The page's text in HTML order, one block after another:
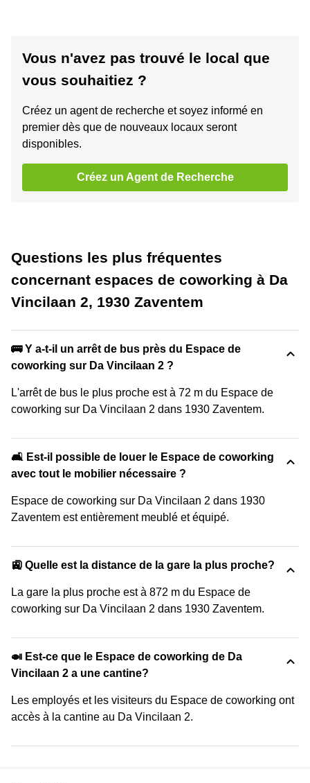
Vous n'avez pas trouvé le local que
vous souhaitiez ?
Créez un agent de recherche et soyez informé en
premier dès que de nouveaux locaux seront
disponibles.
Créez un Agent de Recherche
Questions les plus fréquentes
concernant espaces de coworking à Da
Vincilaan 2, 1930 Zaventem
🚌 Y a-t-il un arrêt de bus près du Espace de
coworking sur Da Vincilaan 2 ?
L'arrêt de bus le plus proche est à 72 m du Espace de
coworking sur Da Vincilaan 2 dans 1930 Zaventem.
🛋️ Est-il possible de louer le Espace de coworking
avec tout le mobilier nécessaire ?
Espace de coworking sur Da Vincilaan 2 dans 1930
Zaventem est entièrement meublé et équipé.
🚉 Quelle est la distance de la gare la plus proche?
La gare la plus proche est à 872 m du Espace de
coworking sur Da Vincilaan 2 dans 1930 Zaventem.
🍛 Est-ce que le Espace de coworking de Da
Vincilaan 2 a une cantine?
Les employés et les visiteurs du Espace de coworking ont
accès à la cantine au Da Vincilaan 2.